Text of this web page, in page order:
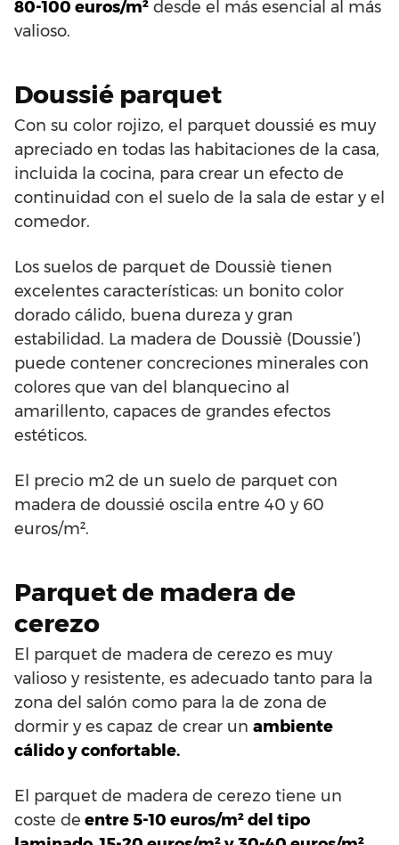
80-100 euros/m² desde el más esencial al más
valioso.
Doussié parquet
Con su color rojizo, el parquet doussié es muy
apreciado en todas las habitaciones de la casa,
incluida la cocina, para crear un efecto de
continuidad con el suelo de la sala de estar y el
comedor.
Los suelos de parquet de Doussiè tienen
excelentes características: un bonito color
dorado cálido, buena dureza y gran
estabilidad. La madera de Doussiè (Doussie’)
puede contener concreciones minerales con
colores que van del blanquecino al
amarillento, capaces de grandes efectos
estéticos.
El precio m2 de un suelo de parquet con
madera de doussié oscila entre 40 y 60
euros/m².
Parquet de madera de
cerezo
El parquet de madera de cerezo es muy
valioso y resistente, es adecuado tanto para la
zona del salón como para la de zona de
dormir y es capaz de crear un ambiente
cálido y confortable.
El parquet de madera de cerezo tiene un
coste de entre 5-10 euros/m² del tipo